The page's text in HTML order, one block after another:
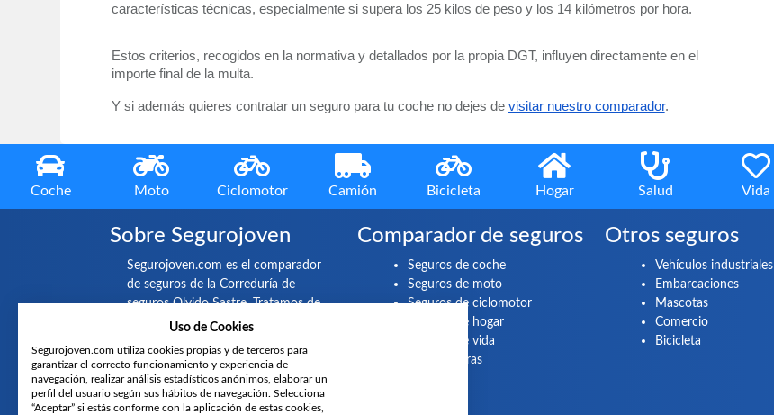
características técnicas, especialmente si supera los 25 kilos de peso y los 14 kilómetros por hora.
Estos criterios, recogidos en la normativa y detallados por la propia DGT, influyen directamente en el
importe final de la multa.
Y si además quieres contratar un seguro para tu coche no dejes de visitar nuestro comparador.
Coche Moto Ciclomotor Camión Bicicleta Hogar Salud Vida
Sobre Segurojoven
Segurojoven.com es el comparador
de seguros de la Correduría de
seguros Olvido Sastre. Tratamos de
negociar con multitud de compañías
usuarios y clientes los precios de
seguros de coche y moto más
competitivos del mercado.
Comparador de seguros
Seguros de coche
Seguros de moto
Seguros de ciclomotor
Seguros de hogar
Seguros de vida
Aseguradoras
Otros seguros
Vehículos industriales
Embarcaciones
Mascotas
Comercio
Bicicleta
Uso de Cookies
Segurojoven.com utiliza cookies propias y de terceros para
garantizar el correcto funcionamiento y experiencia de
navegación, realizar análisis estadísticos anónimos, elaborar un
perfil del usuario según sus hábitos de navegación. Selecciona
“Aceptar” si estás conforme con la aplicación de estas cookies,